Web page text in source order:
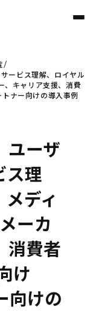
ービス理解、ロイヤル
、キャリア支援、消費
ナー向けの導入事例
ユーザ
ス理
ディ
ーカ
消費者
け
向けの